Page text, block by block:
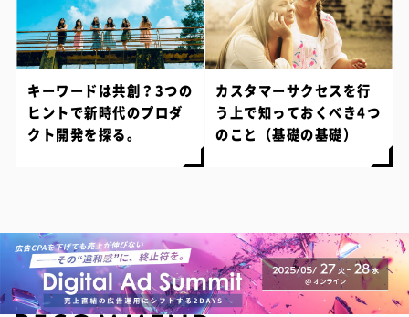
キーワードは共創？3つの
ヒントで新時代のプロダ
クト開発を探る。
カスタマーサクセスを行
う上で知っておくべき4つ
のこと（基礎の基礎）